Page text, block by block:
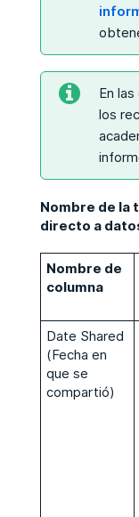
En
los
Nombre de la
directo a
Nombre de
columna
Date Shared
(Fecha en
que se
compartió)